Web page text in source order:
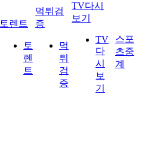
토렌트
토
렌
트
먹튀검
증
먹
튀
검
증
TV다시
보기
TV
다
시
보
기
스포
츠중
계